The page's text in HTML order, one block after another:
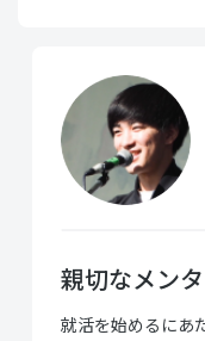
親切なメン
就活を始めるにあ